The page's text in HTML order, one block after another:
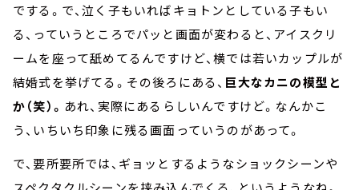
でする。で、泣く子もいればキョトンとしている子もい
る、っていうところでパッと画面が変わると、アイスクリ
ームを座って舐めてるんですけど、横では若いカップルが
結婚式を挙げてる。その後ろにある、 巨大なカニの模型と
か（笑）。 あれ、実際にあるらしいんですけど。なんかこ
う、いちいち印象に残る画面っていうのがあって。
で、要所要所では、ギョッとするようなショックシーンや